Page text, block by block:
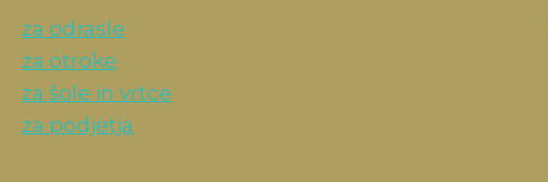
za odrasle
za otroke
za šole in vrtce
za podjetja